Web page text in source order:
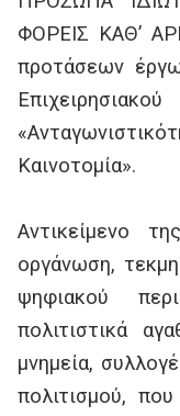
ΦΟΡΕΙΣ ΚΑΘ’
προτάσεων
Καινοτομία».
Αντικείμενο
οργάνωση,
ψηφιακού
πολιτιστικά
μνημεία,
πολιτισμού,